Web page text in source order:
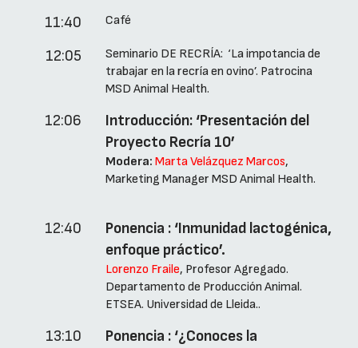
11:40 Café
12:05
Seminario DE RECRÍA: ‘La impotancia de
trabajar en la recría en ovino’. Patrocina
MSD Animal Health.
12:06
Introducción: ‘Presentación del
Proyecto Recría 10’
Modera: Marta Velázquez Marcos,
Marketing Manager MSD Animal Health.
12:40
Ponencia : ‘Inmunidad lactogénica,
enfoque práctico’.
Lorenzo Fraile, Profesor Agregado.
Departamento de Producción Animal.
ETSEA. Universidad de Lleida..
13:10
Ponencia : ‘¿Conoces la